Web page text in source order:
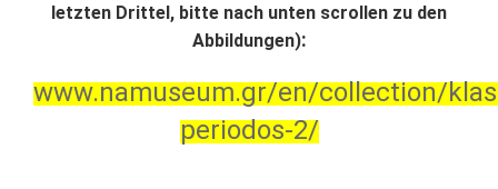
letzten Drittel, bitte nach unten scrollen zu den
Abbildungen):
www.namuseum.gr/en/collection/
periodos-2/